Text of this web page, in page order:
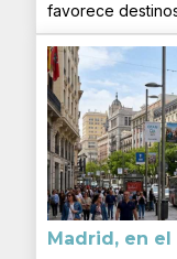
favorece
Madrid, en el